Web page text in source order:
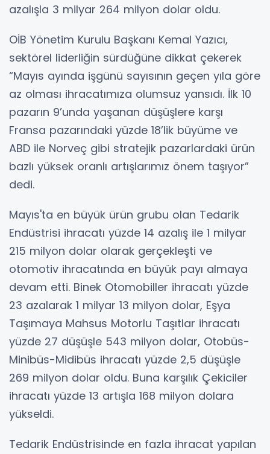
azalışla 3 milyar 264 milyon dolar oldu.
OİB Yönetim Kurulu Başkanı Kemal Yazıcı,
sektörel liderliğin sürdüğüne dikkat çekerek
“Mayıs ayında işgünü sayısının geçen yıla göre
az olması ihracatımıza olumsuz yansıdı. İlk 10
pazarın 9’unda yaşanan düşüşlere karşı
Fransa pazarındaki yüzde 18’lik büyüme ve
ABD ile Norveç gibi stratejik pazarlardaki ürün
bazlı yüksek oranlı artışlarımız önem taşıyor”
dedi.
Mayıs'ta en büyük ürün grubu olan Tedarik
Endüstrisi ihracatı yüzde 14 azalış ile 1 milyar
215 milyon dolar olarak gerçekleşti ve
otomotiv ihracatında en büyük payı almaya
devam etti. Binek Otomobiller ihracatı yüzde
23 azalarak 1 milyar 13 milyon dolar, Eşya
Taşımaya Mahsus Motorlu Taşıtlar ihracatı
yüzde 27 düşüşle 543 milyon dolar, Otobüs-
Minibüs-Midibüs ihracatı yüzde 2,5 düşüşle
269 milyon dolar oldu. Buna karşılık Çekiciler
ihracatı yüzde 13 artışla 168 milyon dolara
yükseldi.
Tedarik Endüstrisinde en fazla ihracat yapılan